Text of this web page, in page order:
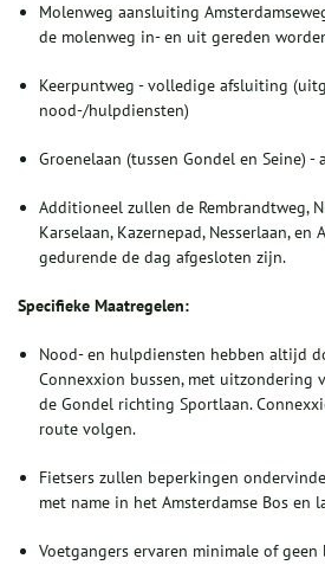
Molenweg aansluiting
de molenweg in- en uit gereden
Keerpuntweg - volledige afsluiting
nood-/hulpdiensten)
Groenelaan (tussen Gondel en Seine)
Additioneel zullen de Rembrandtweg,
Karselaan, Kazernepad, Nesserlaan, en
gedurende de dag afgesloten zijn.
Specifieke Maatregelen:
Nood- en hulpdiensten hebben altijd
Connexxion bussen, met uitzondering
de Gondel richting Sportlaan.
route volgen.
Fietsers zullen beperkingen
met name in het Amsterdamse Bos en
Voetgangers ervaren minimale of geen